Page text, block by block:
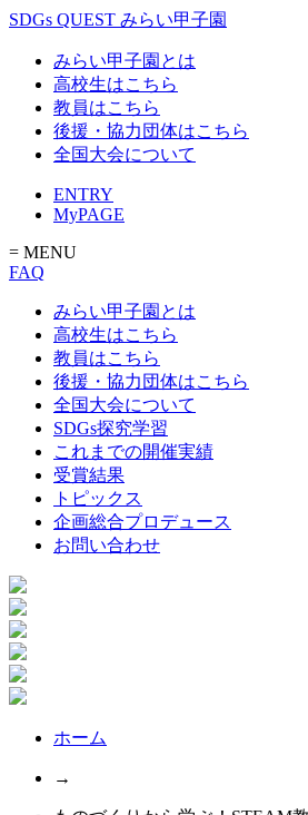
SDGs QUEST みらい甲子園
みらい甲子園とは
高校生はこちら
教員はこちら
後援・協力団体はこちら
全国大会について
ENTRY
MyPAGE
= MENU
FAQ
みらい甲子園とは
高校生はこちら
教員はこちら
後援・協力団体はこちら
全国大会について
SDGs探究学習
これまでの開催実績
受賞結果
トピックス
企画総合プロデュース
お問い合わせ
ホーム
→